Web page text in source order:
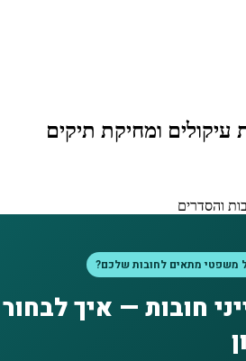
עיקולים ומחיקת תיקים
משפטי מתאים לחובות שלכם?
חובות — איך